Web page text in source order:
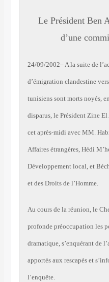
Le Président Ben
d’une
24/09/2002– A la suite de
d’émigration clandestine
tunisiens sont morts noyés,
disparus, le Président Zine
cet après-midi avec MM.
Affaires étrangères, Hédi
Développement local, et
et des Droits de l’Homme.
Au cours de la réunion, le
profonde préoccupation les
dramatique, s’enquérant de
apportés aux rescapés et
l’enquête.